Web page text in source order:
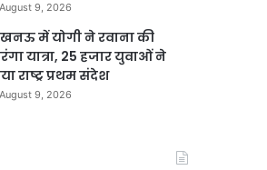
August 9, 2026
में योगी ने रवाना की
यात्रा, 25 हजार युवाओं ने
राष्ट्र प्रथम संदेश
August 9, 2026